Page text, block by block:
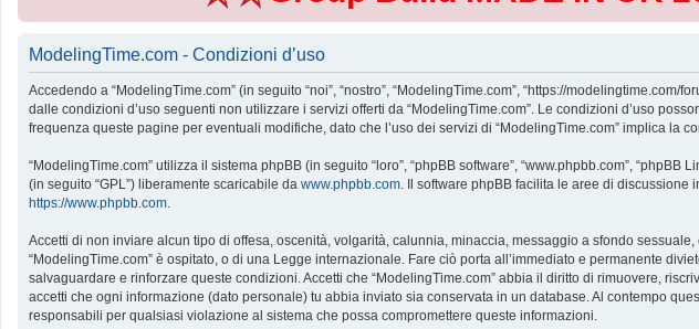
ModelingTime.com - Condizioni d’uso
Accedendo a “ModelingTime.com” (in seguito “noi”, “nostro”, “ModelingTime.com”, “https://
dalle condizioni d’uso seguenti non utilizzare i servizi offerti da “ModelingTime.com”. Le condizioni d’uso
frequenza queste pagine per eventuali modifiche, dato che l’uso dei servizi di “ModelingTime.com” implica la
“ModelingTime.com” utilizza il sistema phpBB (in seguito “loro”, “phpBB software”, “www.phpbb.com”,
(in seguito “GPL”) liberamente scaricabile da www.phpbb.com. Il software phpBB facilita le aree di
https://www.phpbb.com.
Accetti di non inviare alcun tipo di offesa, oscenità, volgarità, calunnia, minaccia, messaggio a sfondo
“ModelingTime.com” è ospitato, o di una Legge internazionale. Fare ciò porta all’immediato e permanente
salvaguardare e rinforzare queste condizioni. Accetti che “ModelingTime.com” abbia il diritto di rimuovere,
accetti che ogni informazione (dato personale) tu abbia inviato sia conservata in un database. Al contempo
responsabili per qualsiasi violazione al sistema che possa compromettere queste informazioni.